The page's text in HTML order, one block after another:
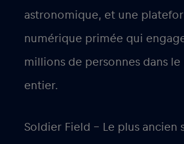
astronomique, et une
numérique primée qui
millions de personnes dans le
entier.
Soldier Field – Le plus ancien